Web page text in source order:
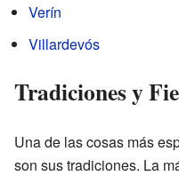
Verín
Villardevós
Tradiciones y
Una de las cosas más
son sus tradiciones. La